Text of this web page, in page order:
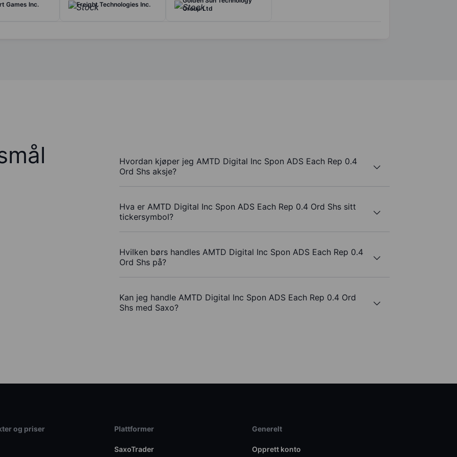
Games Inc. Freight Technologies Inc.
Group Ltd
Hvordan kjøper jeg AMTD Digital Inc Spon ADS Each Rep 0.4
Ord Shs aksje?
Hva er AMTD Digital Inc Spon ADS Each Rep 0.4 Ord Shs sitt
tickersymbol?
Hvilken børs handles AMTD Digital Inc Spon ADS Each Rep 0.4
Ord Shs på?
Kan jeg handle AMTD Digital Inc Spon ADS Each Rep 0.4 Ord
Shs med Saxo?
og priser Plattformer
SaxoTrader
Generelt
Opprett konto